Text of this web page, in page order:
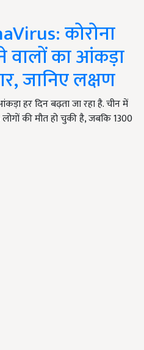
कोरोना
वालों का आंकड़ा
जानिए लक्षण
हर दिन बढ़ता जा रहा है. चीन में
की मौत हो चुकी है, जबकि 1300